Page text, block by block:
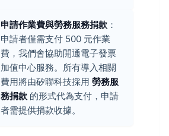
申請作業費與勞務服務捐款 ：
申請者僅需支付 500 元作業
費，我們會協助開通電子發票
加值中心服務。所有導入相關
費用將由矽聯科技採用 勞務服
務捐款 的形式代為支付，申請
者需提供捐款收據。